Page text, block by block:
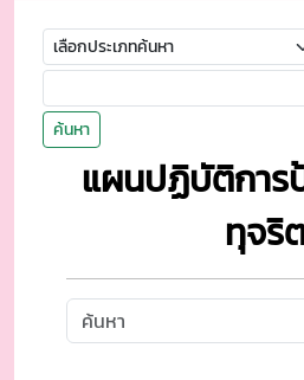
ค้นหา
แผนปฏิบัติการ
ทุจริ